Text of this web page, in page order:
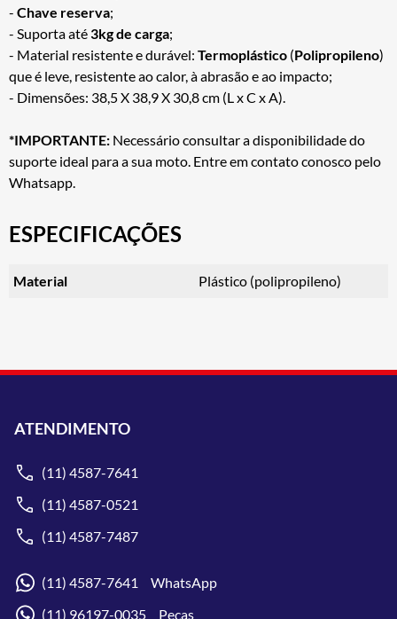
- Chave reserva;
- Suporta até3kg de carga;
- Material resistente e durável: Termoplástico (Polipropileno)
que é leve, resistente ao calor, à abrasão e ao impacto;
- Dimensões: 38,5 X 38,9 X 30,8 cm (L x C x A).
*IMPORTANTE: Necessário consultar a disponibilidade do
suporte ideal para a sua moto. Entre em contato conosco pelo
Whatsapp.
ESPECIFICAÇÕES
Material Plástico (polipropileno)
ATENDIMENTO
(11) 4587-7641
(11) 4587-0521
(11) 4587-7487
(11) 4587-7641 WhatsApp
(11) 96197-0035 Peças